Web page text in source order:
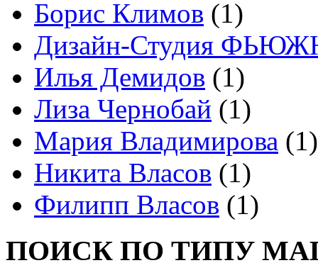
Борис Климов (1)
Дизайн-Студия
Илья Демидов (1)
Лиза Чернобай (1)
Мария Владимирова (1)
Никита Власов (1)
Филипп Власов (1)
ПОИСК ПО ТИПУ